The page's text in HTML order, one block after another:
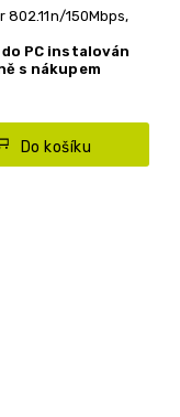
Do košíku
802.11n/150Mbps,
PC instalován
s nákupem